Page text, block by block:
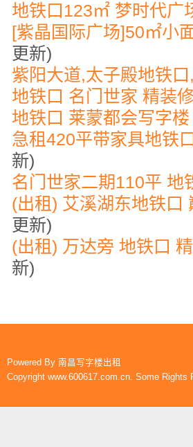
地铁口123㎡ 梦时代广
[紫晶国际广场]50㎡小
更新)
紫阳大道,太子殿地铁
地铁口 名门世家 精装
地铁口 莱蒙都会写字
急租420平带家具地铁
新)
名门世家二期110平 地
(出租) 艾溪湖东地铁口
更新)
(出租) 万达旁 地铁口
新)
Powered By 南昌写字楼出租
Copyright www.600617.com.cn. Some Rights